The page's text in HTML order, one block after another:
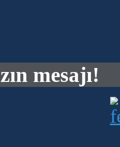
mesajı!